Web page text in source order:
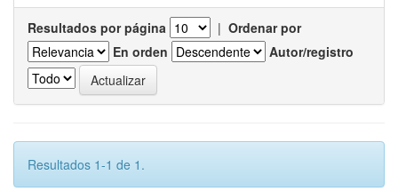
Resultados por página | Ordenar por
En orden
Autor/registro
Resultados 1-1 de 1.